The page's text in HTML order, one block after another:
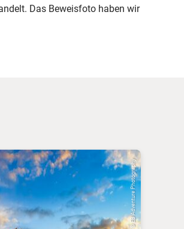
Das Beweisfoto haben wir
© EB Adventure Photography